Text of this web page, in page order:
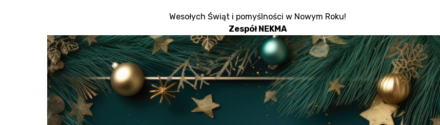
Wesołych Świąt i pomyślności w Nowym Roku!
Zespół NEKMA